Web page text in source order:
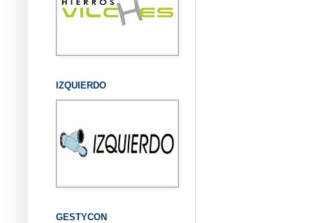
IZQUIERDO
GESTYCON